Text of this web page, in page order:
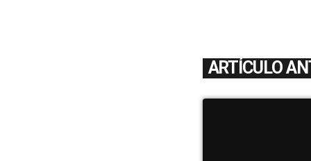
ARTÍCULO